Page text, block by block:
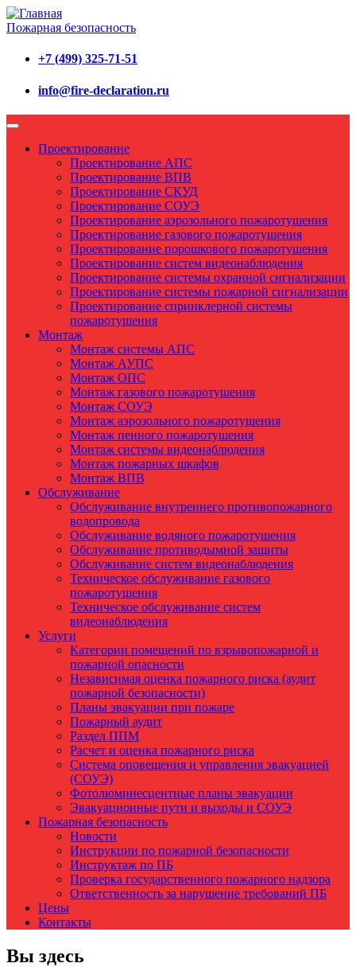
Пожарная безопасность
+7 (499) 325-71-51
info@fire-declaration.ru
Проектирование
Проектирование АПС
Проектирование ВПВ
Проектирование СКУД
Проектирование СОУЭ
Проектирование аэрозольного пожаротушения
Проектирование газового пожаротушения
Проектирование порошкового пожаротушения
Проектирование систем видеонаблюдения
Проектирование системы охранной сигнализации
Проектирование системы пожарной сигнализации
Проектирование спринклерной системы
пожаротушения
Монтаж
Монтаж системы АПС
Монтаж АУПС
Монтаж ОПС
Монтаж газового пожаротушения
Монтаж СОУЭ
Монтаж аэрозольного пожаротушения
Монтаж пенного пожаротушения
Монтаж системы видеонаблюдения
Монтаж пожарных шкафов
Монтаж ВПВ
Обслуживание
Обслуживание внутреннего противопожарного
водопровода
Обслуживание водяного пожаротушения
Обслуживание противодымной защиты
Обслуживание систем видеонаблюдения
Техническое обслуживание газового
пожаротушения
Техническое обслуживание систем
видеонаблюдения
Услуги
Категории помещений по взрывопожарной и
пожарной опасности
Независимая оценка пожарного риска (аудит
пожарной безопасности)
Планы эвакуации при пожаре
Пожарный аудит
Раздел ППМ
Расчет и оценка пожарного риска
Система оповещения и управления эвакуацией
(СОУЭ)
Фотолюминесцентные планы эвакуации
Эвакуационные пути и выходы и СОУЭ
Пожарная безопасность
Новости
Инструкции по пожарной безопасности
Инструктаж по ПБ
Проверка государственного пожарного надзора
Ответственность за нарушение требований ПБ
Цены
Контакты
Вы здесь